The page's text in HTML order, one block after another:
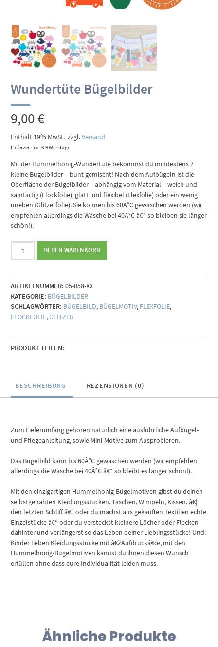
Wundertüte Bügelbilder
9,00€
Enthält 19% MwSt. zzgl.Versand
Lieferzeit: ca. 6-9 Werktage
Mit der Hummelhonig-Wundertüte bekommst du mindestens 7
kleine Bügelbilder – bunt gemischt! Nach dem Aufbügeln ist die
Oberfläche der Bügelbilder – abhängig vom Material – weich und
samtartig (Flockfolie), glatt und flexibel (Flexfolie) oder ein wenig
uneben (Glitzerfolie). Sie können bis 60Â°C gewaschen werden (wir
empfehlen allerdings die Wäsche bei 40Â°C â€“ so bleiben sie länger
schön!).
Wundertüte
Bügelbilder
IN DEN WARENKORB
ARTIKELNUMMER: 05-058-XX
KATEGORIE: BÜGELBILDER
SCHLAGWÖRTER: BÜGELBILD, BÜGELMOTIV, FLEXFOLIE,
FLOCKFOLIE,GLITZER
PRODUKT TEILEN:
BESCHREIBUNG REZENSIONEN (0)
Zum Lieferumfang gehören natürlich eine ausführliche Aufbügel-
und Pflegeanleitung, sowie Mini-Motive zum Ausprobieren.
Das Bügelbild kann bis 60Â°C gewaschen werden (wir empfehlen
allerdings die Wäsche bei 40Â°C â€“ so bleibt es länger schön!).
Mit den einzigartigen Hummelhonig-Bügelmotiven gibst du deinen
selbstgenähten Kleidungsstücken, Taschen, Wimpeln, Kissen, â€¦
den letzten Schliff â€“ oder du machst aus gekauften Textilien echte
Einzelstücke â€“ oder du versteckst kleinere Löcher oder Flecken
dahinter und verlängerst so das Leben deiner Lieblingsstücke! Und:
Kinder lieben Kleidungsstücke mit â€žAufdruckâ€œ, mit den
Hummelhonig-Bügelmotiven kannst du ihnen diesen Wunsch
erfüllen ohne dass eure Individualität leiden muss.
Ähnliche Produkte